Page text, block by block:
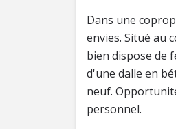
Dans une
envies. Situé au
bien dispose de
d'une dalle en
neuf.
personnel.